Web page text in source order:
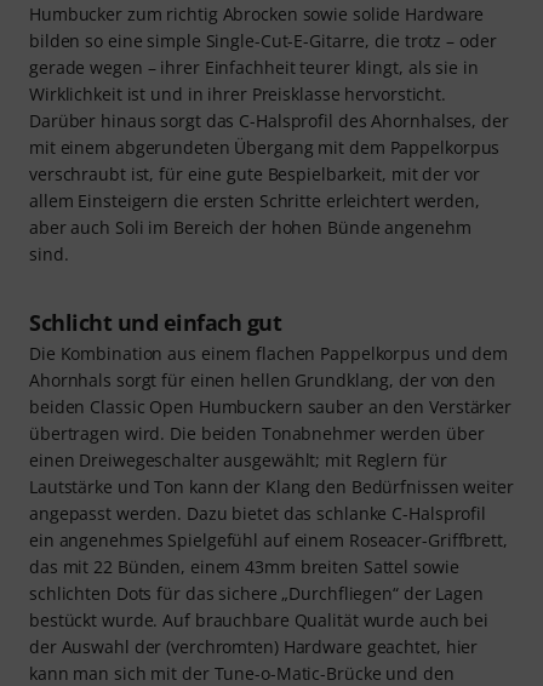
Humbucker zum richtig Abrocken sowie solide Hardware
bilden so eine simple Single-Cut-E-Gitarre, die trotz – oder
gerade wegen – ihrer Einfachheit teurer klingt, als sie in
Wirklichkeit ist und in ihrer Preisklasse hervorsticht.
Darüber hinaus sorgt das C-Halsprofil des Ahornhalses, der
mit einem abgerundeten Übergang mit dem Pappelkorpus
verschraubt ist, für eine gute Bespielbarkeit, mit der vor
allem Einsteigern die ersten Schritte erleichtert werden,
aber auch Soli im Bereich der hohen Bünde angenehm
sind.
Schlicht und einfach gut
Die Kombination aus einem flachen Pappelkorpus und dem
Ahornhals sorgt für einen hellen Grundklang, der von den
beiden Classic Open Humbuckern sauber an den Verstärker
übertragen wird. Die beiden Tonabnehmer werden über
einen Dreiwegeschalter ausgewählt; mit Reglern für
Lautstärke und Ton kann der Klang den Bedürfnissen weiter
angepasst werden. Dazu bietet das schlanke C-Halsprofil
ein angenehmes Spielgefühl auf einem Roseacer-Griffbrett,
das mit 22 Bünden, einem 43mm breiten Sattel sowie
schlichten Dots für das sichere „Durchfliegen“ der Lagen
bestückt wurde. Auf brauchbare Qualität wurde auch bei
der Auswahl der (verchromten) Hardware geachtet, hier
kann man sich mit der Tune-o-Matic-Brücke und den